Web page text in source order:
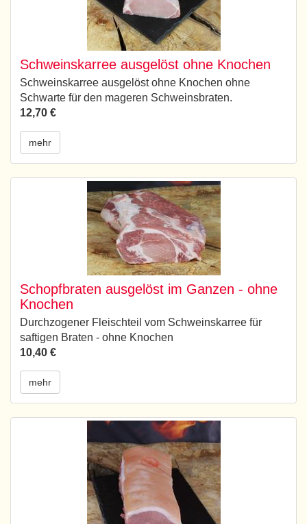
Schweinskarree ausgelöst ohne Knochen
Schweinskarree ausgelöst ohne Knochen ohne
Schwarte für den mageren Schweinsbraten.
12,70 €
mehr
Schopfbraten ausgelöst im Ganzen - ohne
Knochen
Durchzogener Fleischteil vom Schweinskarree für
saftigen Braten - ohne Knochen
10,40 €
mehr